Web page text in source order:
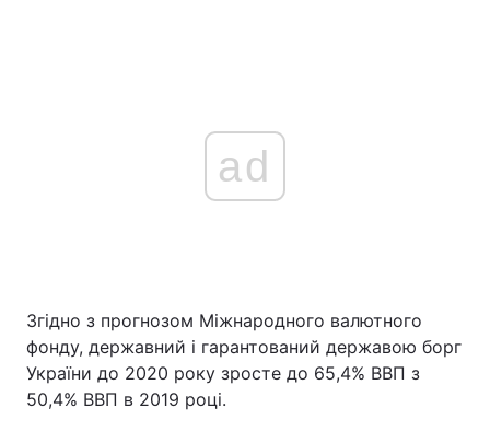
ad
Згідно з прогнозом Міжнародного валютного
фонду, державний і гарантований державою борг
України до 2020 року зросте до 65,4% ВВП з
50,4% ВВП в 2019 році.